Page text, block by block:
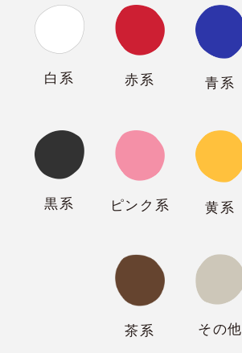
白系 赤系 青系
黒系 ピンク系 黄系
茶系 その他